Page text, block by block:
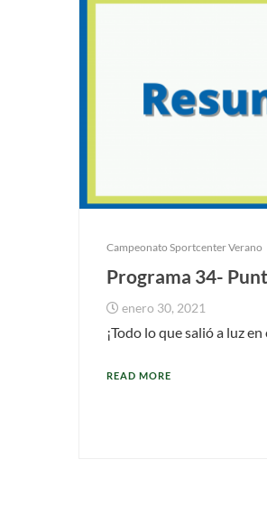
Campeonato Sportcenter Verano
Programa 34-
enero 30, 2021
¡Todo lo que salió a luz
READ MORE